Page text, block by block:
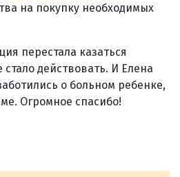
на покупку необходимых
перестала казаться
действовать. И Елена
о больном ребенке,
Огромное спасибо!